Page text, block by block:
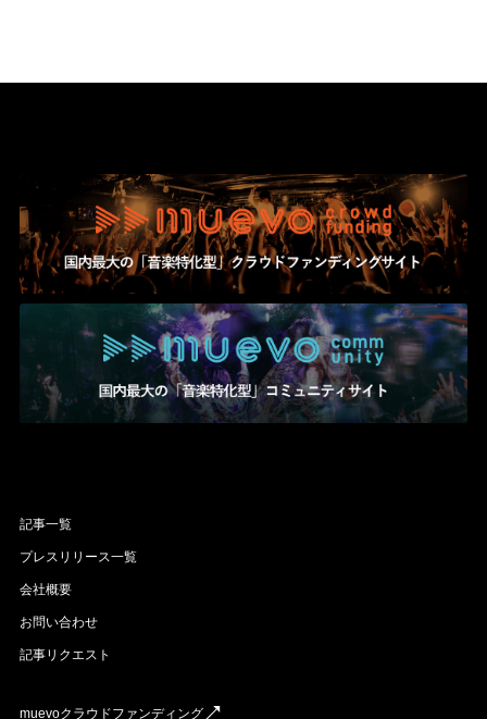
記事一覧
プレスリリース一覧
会社概要
お問い合わせ
記事リクエスト
muevoクラウドファンディング